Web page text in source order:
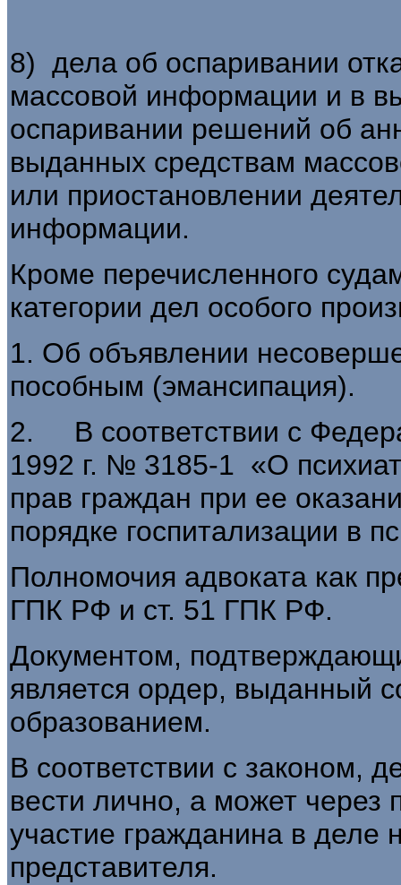
8) дела об оспаривании
массовой информации и в
оспаривании решений об
выданных средствам
или приостановлении
информации.
Кроме перечисленного
категории дел особого
1. Об объявлении
пособным (эмансипация).
2. В соответствии с
1992 г. № 3185-1 «О
прав граждан при ее
порядке госпитализации в
Полномочия адвоката как
ГПК РФ и ст. 51 ГПК РФ.
Документом,
является ордер, выданный
образованием.
В соответствии с законом,
вести лично, а может через
участие гражданина в деле
представителя.